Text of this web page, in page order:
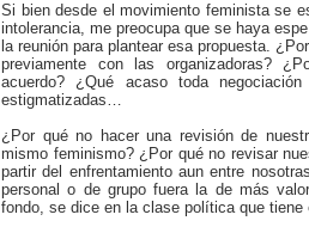
Si bien desde el movimiento feminista se
intolerancia, me preocupa que se haya
la reunión para plantear esa propuesta.
previamente con las organizadoras?
acuerdo? ¿Qué acaso toda
estigmatizadas…
¿Por qué no hacer una revisión de
mismo feminismo? ¿Por qué no revisar
partir del enfrentamiento aun entre
personal o de grupo fuera la de más
fondo, se dice en la clase política que tiene